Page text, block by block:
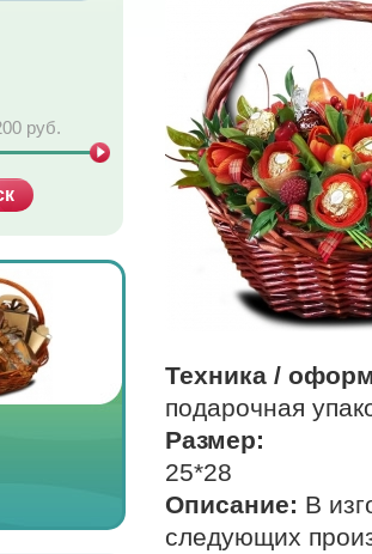
Техника /
подарочная
Размер:
25*28
Описание: В
следующих